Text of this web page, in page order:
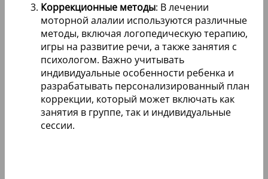
Коррекционные методы: В лечении
моторной алалии используются различные
методы, включая логопедическую терапию,
игры на развитие речи, а также занятия с
психологом. Важно учитывать
индивидуальные особенности ребенка и
разрабатывать персонализированный план
коррекции, который может включать как
занятия в группе, так и индивидуальные
сессии.